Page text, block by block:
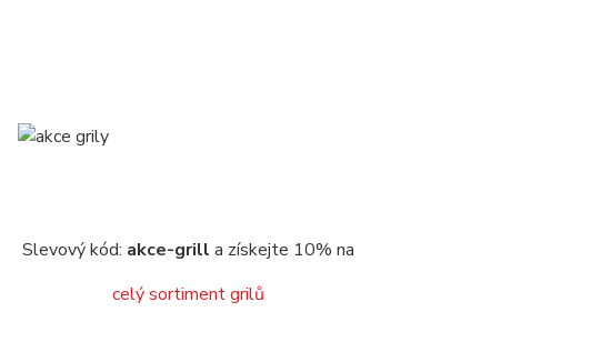
Slevový kód: akce-grill a získejte 10% na
celý sortiment grilů